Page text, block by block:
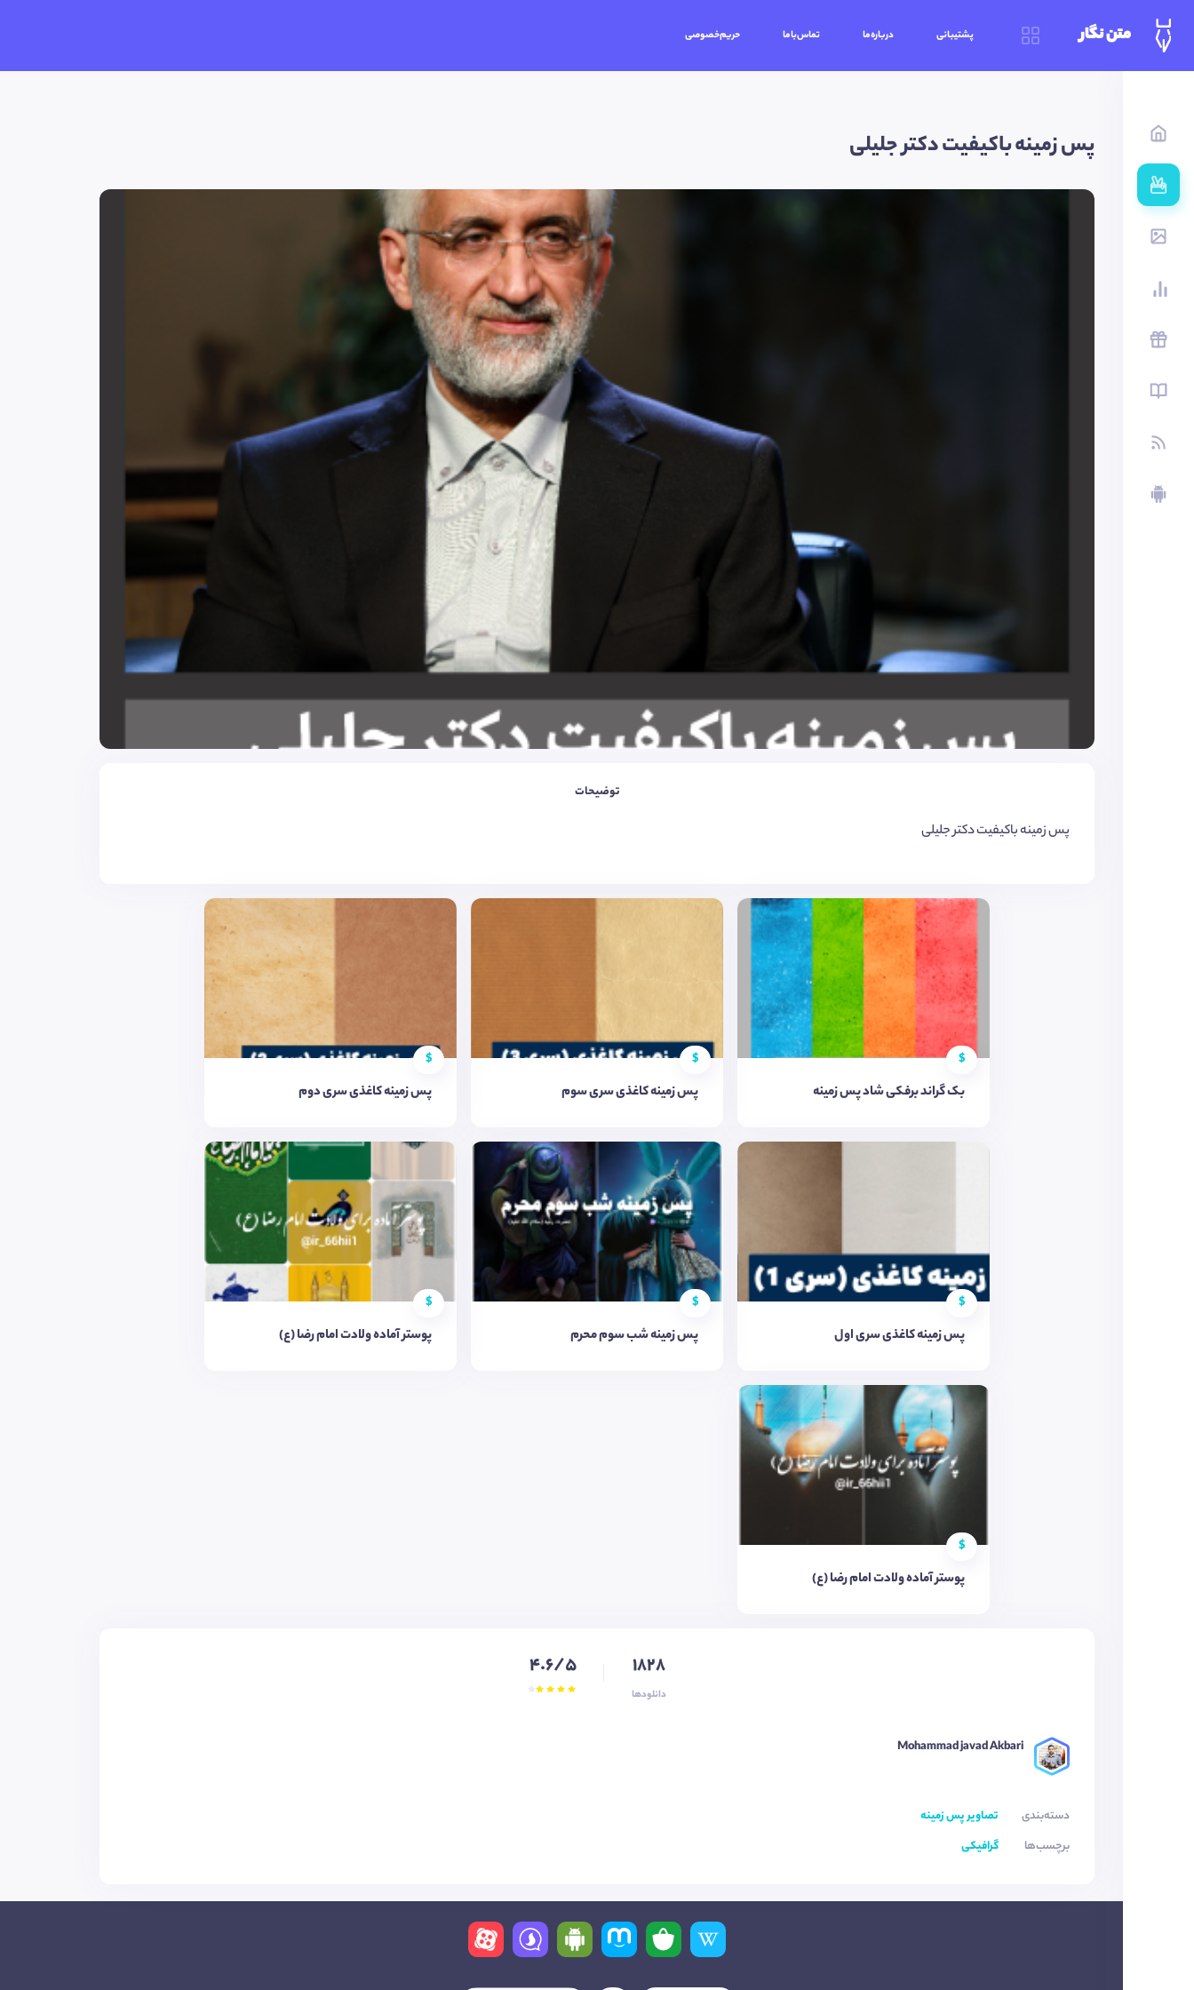
متن نگار پشتیبانی درباره‌ما تماس‌باما حریم‌خصوصی
پس زمینه باکیفیت دکتر جلیلی
توضیحات
پس زمینه باکیفیت دکتر جلیلی
$
بک گراند برفکی شاد پس زمینه
$
پس زمینه کاغذی سری سوم
$
پس زمینه کاغذی سری دوم
$
پس زمینه کاغذی سری اول
$
پس زمینه شب سوم محرم
$
پوستر آماده ولادت امام رضا (ع)
$
پوستر آماده ولادت امام رضا (ع)
1828
دانلودها
4.6/5
Mohammad javad Akbari
دسته‌بندی
تصاویر پس زمینه
برچسب‌ها
گرافیکی